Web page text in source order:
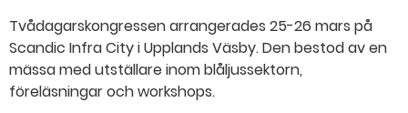
Tvådagarskongressen arrangerades 25-26 mars på
Scandic Infra City i Upplands Väsby. Den bestod av en
mässa med utställare inom blåljussektorn,
föreläsningar och workshops.